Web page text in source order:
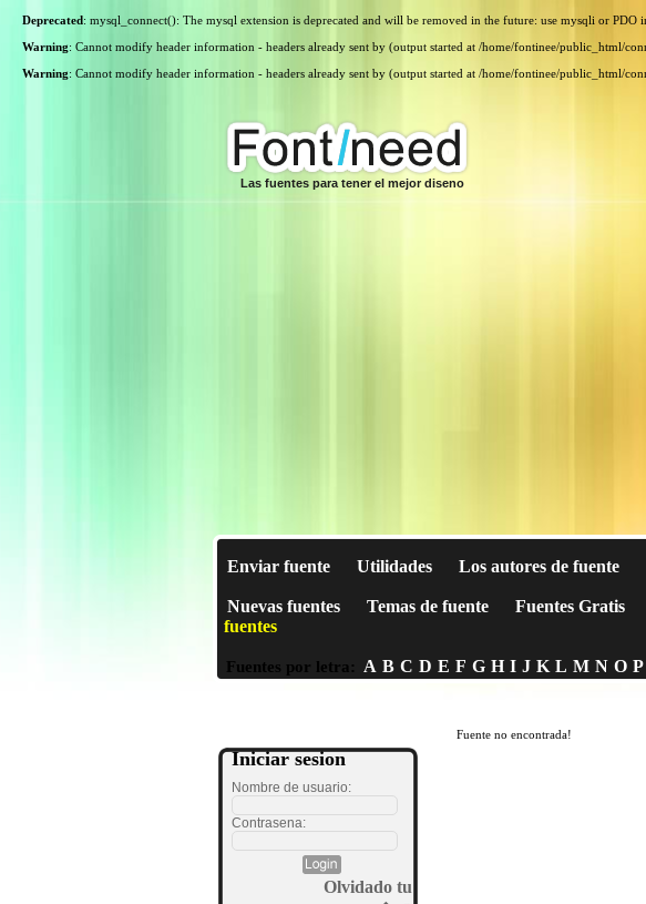
Deprecated: mysql_connect(): The mysql extension is deprecated and will be removed in the future: use mysqli or PDO
Warning: Cannot modify header information - headers already sent by (output started at /home/fontinee/public_html/
Warning: Cannot modify header information - headers already sent by (output started at /home/fontinee/public_html/
Las fuentes para tener el mejor diseno
Enviar fuente Utilidades Los autores de fuente
Nuevas fuentes Temas de fuente Fuentes Gratis
fuentes
Fuentes por letra: A B C D E F G H I J K L M N O P
Iniciar sesion
Nombre de usuario:
Contrasena:
Olvidado tu
Fuente no encontrada!